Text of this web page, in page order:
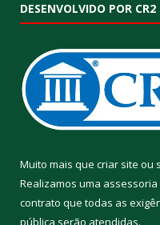
DESENVOLVIDO POR CR2
Muito mais que criar site ou
Realizamos uma assessoria
contrato que todas as